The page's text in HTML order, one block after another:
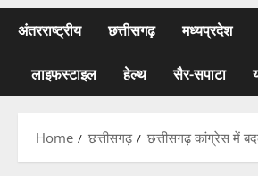
अंतरराष्ट्रीय छत्तीसगढ़ मध्यप्रदेश
लाइफस्टाइल हेल्थ सैर-सपाटा
Home छत्तीसगढ़ छत्तीसगढ़ कांग्रेस में